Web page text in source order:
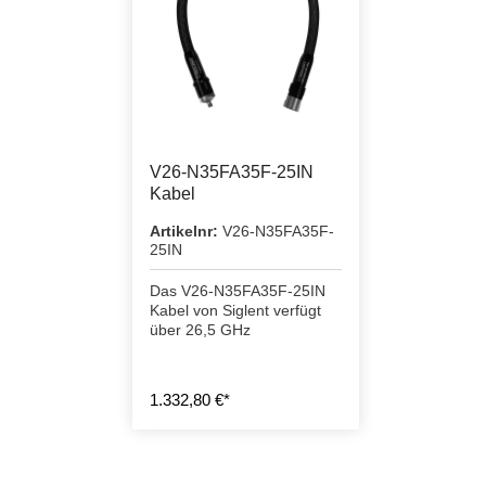
V26-N35FA35F-25IN
Kabel
Artikelnr: V26-N35FA35F-
25IN
Das V26-N35FA35F-25IN
Kabel von Siglent verfügt
über 26,5 GHz
1.332,80 €*